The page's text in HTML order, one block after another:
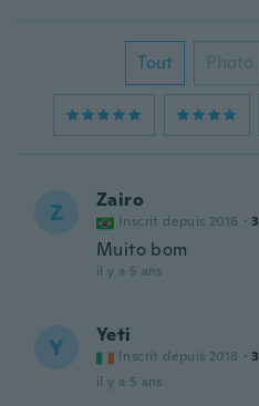
Tout Photo
Z Zairo
Inscrit depuis 2016 · 3
Muito bom
il y a 5 ans
Y Yeti
Inscrit depuis 2018 · 3
il y a 5 ans